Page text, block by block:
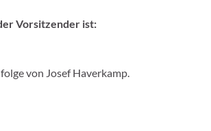
Vorsitzender ist:
von Josef Haverkamp.